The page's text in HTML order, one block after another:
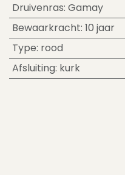
Druivenras: Gamay
Bewaarkracht: 10 jaar
Type: rood
Afsluiting: kurk